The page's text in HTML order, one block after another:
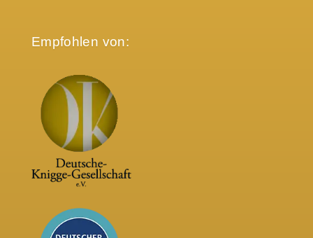
Empfohlen von: